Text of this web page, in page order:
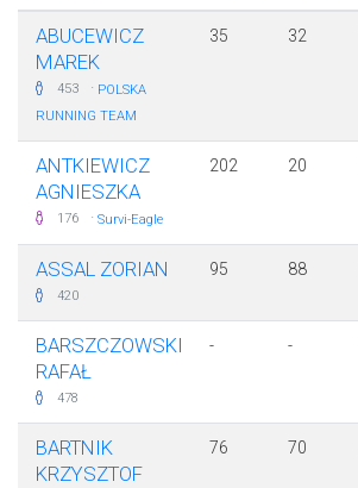
ABUCEWICZ
MAREK
453 · POLSKA
RUNNING TEAM
35 32
ANTKIEWICZ
AGNIESZKA
176 · Survi-Eagle
202 20
ASSAL ZORIAN
420
95 88
BARSZCZOWSKI
RAFAŁ
478
- -
BARTNIK
KRZYSZTOF
76 70